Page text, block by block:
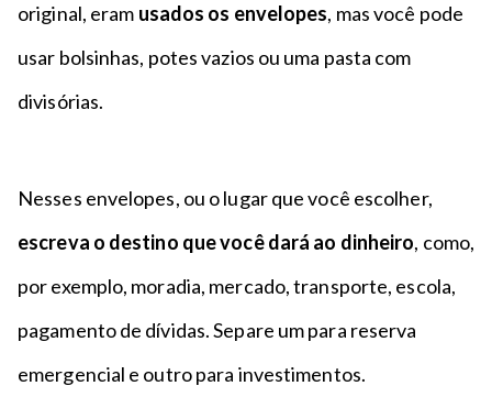
original, eram usados os envelopes, mas você pode
usar bolsinhas, potes vazios ou uma pasta com
divisórias.
Nesses envelopes, ou o lugar que você escolher,
escreva o destino que você dará ao dinheiro, como,
por exemplo, moradia, mercado, transporte, escola,
pagamento de dívidas. Separe um para reserva
emergencial e outro para investimentos.